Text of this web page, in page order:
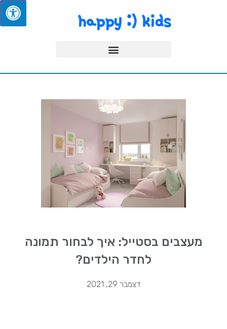
happy :) kids
מעצבים בסטייל: איך לבחור תמונה
לחדר הילדים?
דצמבר 29, 2021